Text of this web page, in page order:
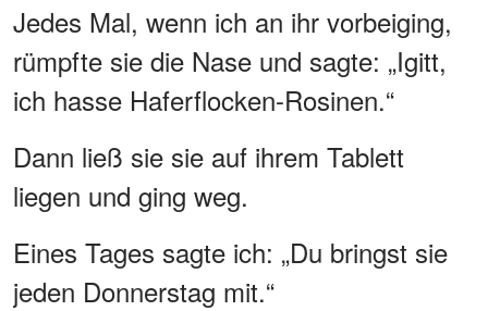
Jedes Mal, wenn ich an ihr vorbeiging,
rümpfte sie die Nase und sagte: „Igitt,
ich hasse Haferflocken-Rosinen.“
Dann ließ sie sie auf ihrem Tablett
liegen und ging weg.
Eines Tages sagte ich: „Du bringst sie
jeden Donnerstag mit.“